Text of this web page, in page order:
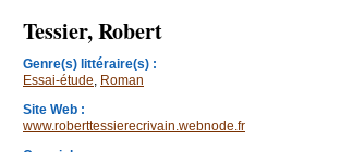
Tessier, Robert
Genre(s) littéraire(s) :
Essai-étude, Roman
Site Web :
www.roberttessierecrivain.webnode.fr